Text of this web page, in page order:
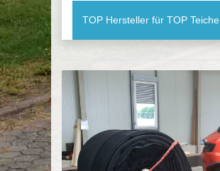
TOP Hersteller für TOP Teiche.